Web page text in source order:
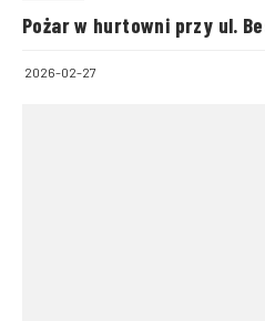
Pożar w hurtowni przy ul.
2026-02-27